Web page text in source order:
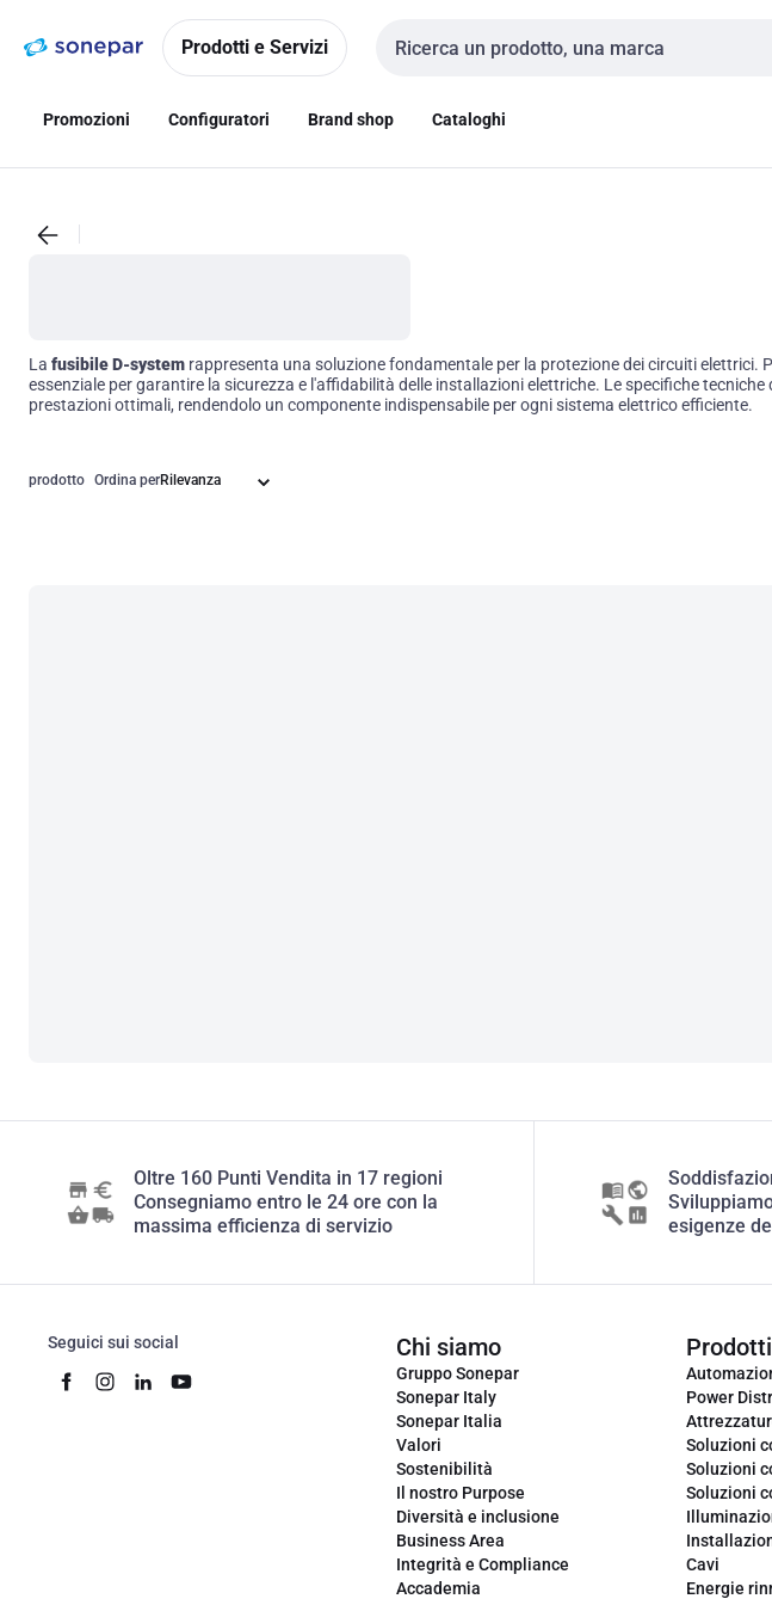
navigazionealla
Prodotti e Servizi
Cerca input
Promozioni Configuratori Brand shop Cataloghi
La fusibile D-system rappresenta una soluzione fondamentale per la protezione dei circuiti
essenziale per garantire la sicurezza e l'affidabilità delle installazioni elettriche. Le specifiche
prestazioni ottimali, rendendolo un componente indispensabile per ogni sistema elettrico efficiente.
prodotto Ordina per
Oltre 160 Punti Vendita in 17 regioni
Consegniamo entro le 24 ore con la
massima efficienza di servizio
esigenze
Seguici sui social Chi siamo
Gruppo Sonepar
Sonepar Italy
Sonepar Italia
Valori
Sostenibilità
Il nostro Purpose
Diversità e inclusione
Business Area
Integrità e Compliance
Accademia
Prodotti
Power
Soluzioni
Soluzioni
Soluzioni
Cavi
Energie